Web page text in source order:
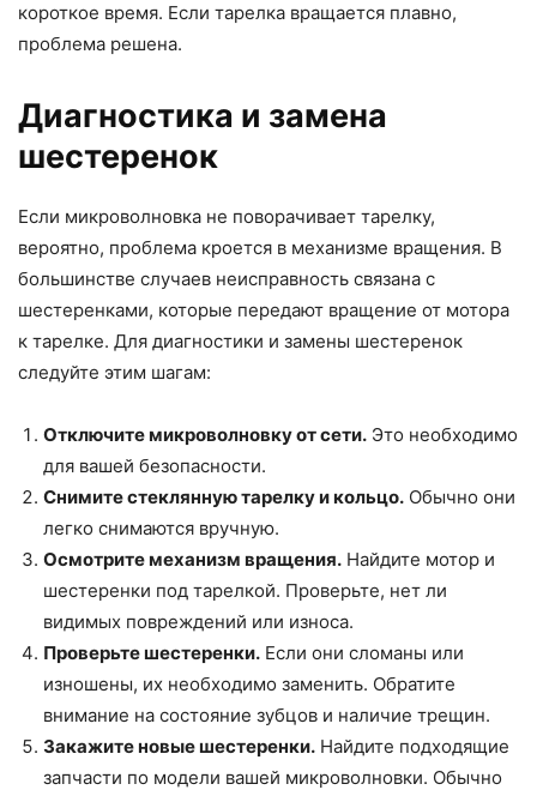
короткое время. Если тарелка вращается плавно,
проблема решена.
Диагностика и замена
шестеренок
Если микроволновка не поворачивает тарелку,
вероятно, проблема кроется в механизме вращения. В
большинстве случаев неисправность связана с
шестеренками, которые передают вращение от мотора
к тарелке. Для диагностики и замены шестеренок
следуйте этим шагам:
Отключите микроволновку от сети. Это необходимо
для вашей безопасности.
Снимите стеклянную тарелку и кольцо. Обычно они
легко снимаются вручную.
Осмотрите механизм вращения. Найдите мотор и
шестеренки под тарелкой. Проверьте, нет ли
видимых повреждений или износа.
Проверьте шестеренки. Если они сломаны или
изношены, их необходимо заменить. Обратите
внимание на состояние зубцов и наличие трещин.
Закажите новые шестеренки. Найдите подходящие
запчасти по модели вашей микроволновки. Обычно